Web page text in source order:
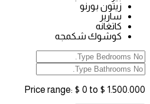
زيتون بورنو
سارير
كاتغانه
كوشوك شكمجه
Price range: $ 0 to $ 1.500.000